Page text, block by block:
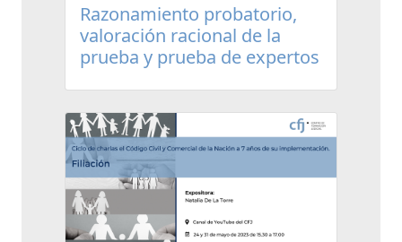
Razonamiento probatorio,
valoración racional de la
prueba y prueba de expertos